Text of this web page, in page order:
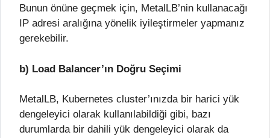
Bunun önüne geçmek için, MetalLB’nin kullanacağı
IP adresi aralığına yönelik iyileştirmeler yapmanız
gerekebilir.
b) Load Balancer’ın Doğru Seçimi
MetalLB, Kubernetes cluster’ınızda bir harici yük
dengeleyici olarak kullanılabildiği gibi, bazı
durumlarda bir dahili yük dengeleyici olarak da